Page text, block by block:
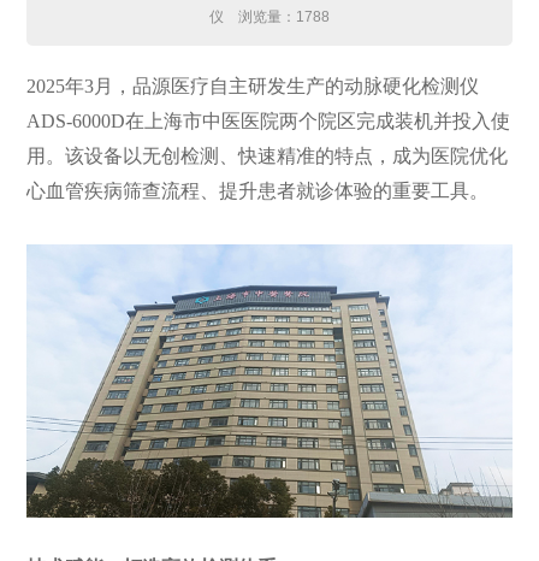
仪 浏览量： 1788
2025年3月，品源医疗自主研发生产的动脉硬化检测仪
ADS-6000D在上海市中医医院两个院区完成装机并投入使
用。该设备以无创检测、快速精准的特点，成为医院优化
心血管疾病筛查流程、提升患者就诊体验的重要工具。